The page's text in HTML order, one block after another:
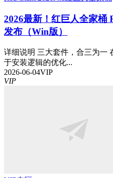
2026最新！红巨人全家桶
发布（Win版）
详细说明 三大套件，合三为一
于安装逻辑的优化...
2026-06-04VIP
VIP